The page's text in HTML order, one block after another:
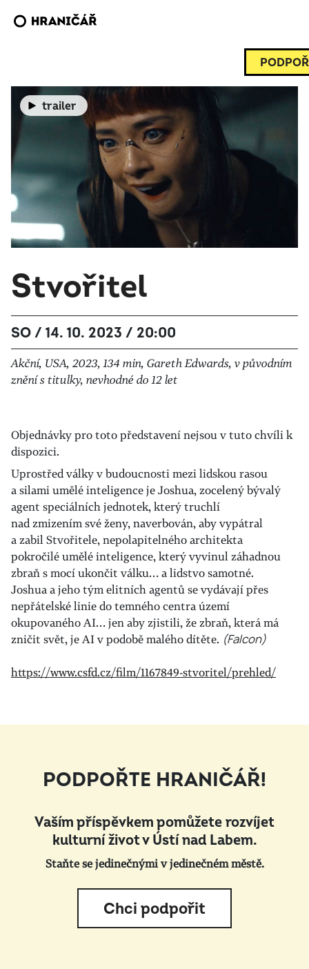
trailer
Stvořitel
SO / 14. 10. 2023 / 20:00
Akční, USA, 2023, 134 min, Gareth Edwards, v původním
znění s titulky, nevhodné do 12 let
Objednávky pro toto představení nejsou v tuto chvíli k
dispozici.
Uprostřed války v budoucnosti mezi lidskou rasou
a silami umělé inteligence je Joshua, zocelený bývalý
agent speciálních jednotek, který truchlí
nad zmizením své ženy, naverbován, aby vypátral
a zabil Stvořitele, nepolapitelného architekta
pokročilé umělé inteligence, který vyvinul záhadnou
zbraň s mocí ukončit válku… a lidstvo samotné.
Joshua a jeho tým elitních agentů se vydávají přes
nepřátelské linie do temného centra území
okupovaného AI… jen aby zjistili, že zbraň, která má
zničit svět, je AI v podobě malého dítěte. (Falcon)
https://www.csfd.cz/film/1167849-stvoritel/prehled/
PODPOŘTE HRANIČÁŘ!
Vaším příspěvkem pomůžete rozvíjet
kulturní život v Ústí nad Labem.
Staňte se jedinečnými v jedinečném městě.
Chci podpořit